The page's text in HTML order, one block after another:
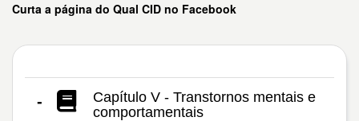
Curta a página do Qual CID no Facebook
-
Capítulo V - Transtornos mentais e
comportamentais